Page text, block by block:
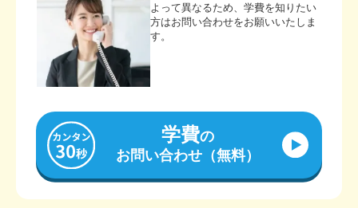
よって異なるため、学費を知りたい
方はお問い合わせをお願いいたしま
す。
学費の
お問い合わせ（無料）